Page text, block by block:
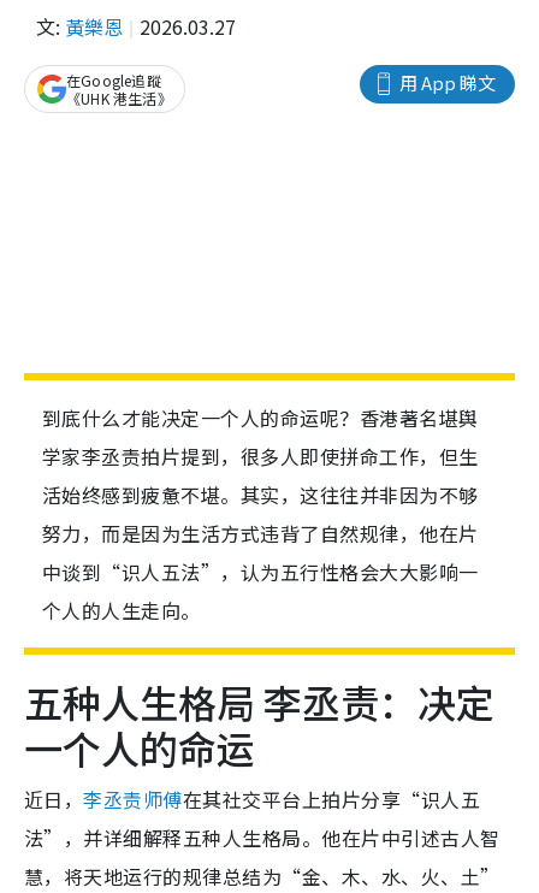
文: 黃樂恩 2026.03.27
用 App 睇文
在Google追蹤
《UHK 港生活》
到底什么才能决定一个人的命运呢？香港著名堪舆
学家李丞责拍片提到，很多人即使拼命工作，但生
活始终感到疲惫不堪。其实，这往往并非因为不够
努力，而是因为生活方式违背了自然规律，他在片
中谈到“识人五法”，认为五行性格会大大影响一
个人的人生走向。
五种人生格局 李丞责：决定
一个人的命运
近日，李丞责师傅在其社交平台上拍片分享“识人五
法”，并详细解释五种人生格局。他在片中引述古人智
慧，将天地运行的规律总结为“金、木、水、火、土”